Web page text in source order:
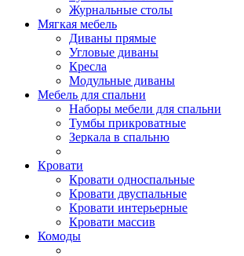
Журнальные столы
Мягкая мебель
Диваны прямые
Угловые диваны
Кресла
Модульные диваны
Мебель для спальни
Наборы мебели для спальни
Тумбы прикроватные
Зеркала в спальню
Кровати
Кровати односпальные
Кровати двуспальные
Кровати интерьерные
Кровати массив
Комоды